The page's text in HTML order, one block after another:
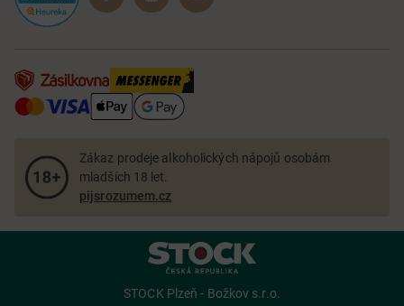
Zákaz prodeje alkoholických nápojů osobám
mladších 18 let.
pijsrozumem.cz
STOCK Plzeň - Božkov s.r.o.